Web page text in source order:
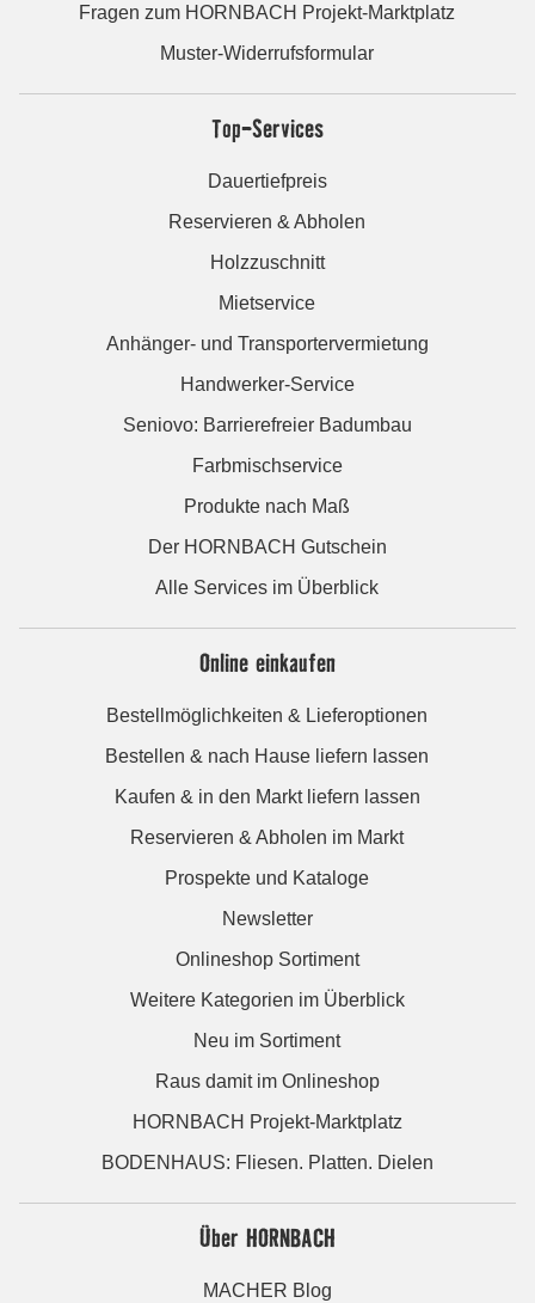
Fragen zum HORNBACH Projekt-Marktplatz
Muster-Widerrufsformular
Top-Services
Dauertiefpreis
Reservieren & Abholen
Holzzuschnitt
Mietservice
Anhänger- und Transportervermietung
Handwerker-Service
Seniovo: Barrierefreier Badumbau
Farbmischservice
Produkte nach Maß
Der HORNBACH Gutschein
Alle Services im Überblick
Online einkaufen
Bestellmöglichkeiten & Lieferoptionen
Bestellen & nach Hause liefern lassen
Kaufen & in den Markt liefern lassen
Reservieren & Abholen im Markt
Prospekte und Kataloge
Newsletter
Onlineshop Sortiment
Weitere Kategorien im Überblick
Neu im Sortiment
Raus damit im Onlineshop
HORNBACH Projekt-Marktplatz
BODENHAUS: Fliesen. Platten. Dielen
Über HORNBACH
MACHER Blog